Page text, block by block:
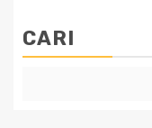
CARI